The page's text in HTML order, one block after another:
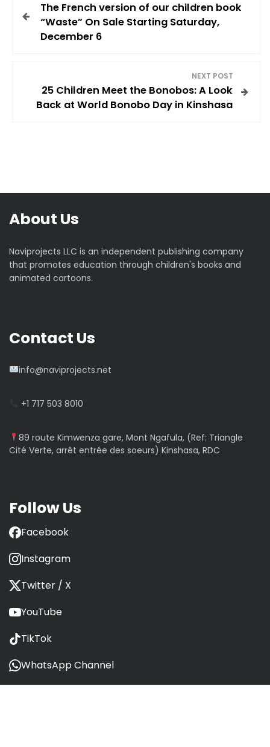
a
o
d
’
a
t
i
l
e
The French version of our children book
“Waste” On Sale Starting Saturday,
December 6
NEXT POST
25 Children Meet the Bonobos: A Look
Back at World Bonobo Day in Kinshasa
About Us
Naviprojects LLC is an independent publishing company
that promotes education through children's books and
animated cartoons.
Contact Us
info@naviprojects.net
+1 717 503 8010
89 route Kimwenza gare, Mont Ngafula, (Ref: Triangle
Cité Verte, arrêt entrée des soeurs) Kinshasa, RDC
Follow Us
Facebook
Instagram
Twitter / X
YouTube
TikTok
WhatsApp Channel